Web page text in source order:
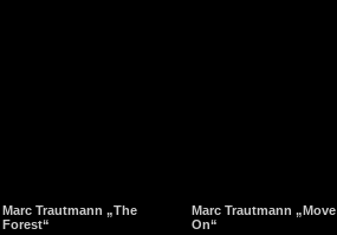
Marc Trautmann „The
Forest“
Marc Trautmann „Move
On“